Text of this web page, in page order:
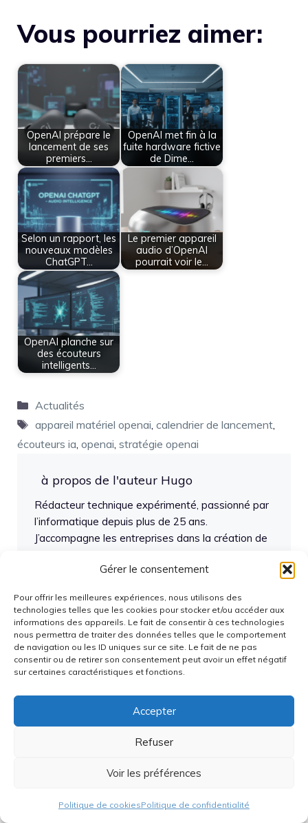
Gérer le consentement
Pour offrir les meilleures expériences, nous utilisons des
technologies telles que les cookies pour stocker et/ou accéder aux
informations des appareils. Le fait de consentir à ces technologies
nous permettra de traiter des données telles que le comportement
de navigation ou les ID uniques sur ce site. Le fait de ne pas
consentir ou de retirer son consentement peut avoir un effet négatif
sur certaines caractéristiques et fonctions.
Accepter
Refuser
Voir les préférences
Politique de cookiesPolitique de confidentialité
Vous pourriez aimer:
OpenAI prépare le
lancement de ses
premiers…
OpenAI met fin à la
fuite hardware fictive
de Dime…
Selon un rapport, les
nouveaux modèles
ChatGPT…
Le premier appareil
audio d’OpenAI
pourrait voir le…
OpenAI planche sur
des écouteurs
intelligents…
Catégories
Actualités
Étiquettes
appareil matériel openai, calendrier de lancement,
écouteurs ia, openai, stratégie openai
à propos de l'auteur Hugo
Rédacteur technique expérimenté, passionné par
l’informatique depuis plus de 25 ans.
J’accompagne les entreprises dans la création de
restant à l’affût des nouvelles technologies.
concepts complexes pour les rendre
compréhensibles à tous.
Articles du même auteur
AOC lance un écran gaming révolutionnaire 500
Hz avec changement de résolution instantané
lancement : prix estimés, caractéristiques